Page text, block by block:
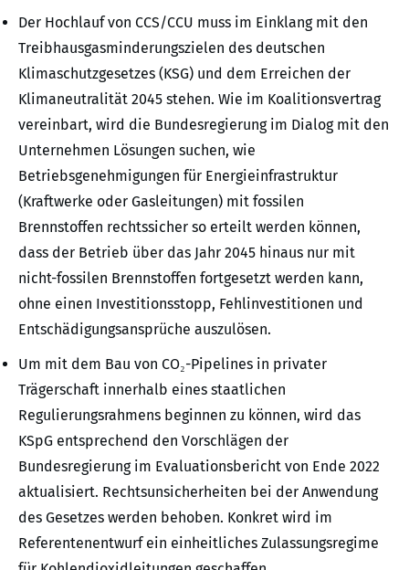
Der Hochlauf von CCS/CCU muss im Einklang mit den
Treibhausgasminderungszielen des deutschen
Klimaschutzgesetzes (KSG) und dem Erreichen der
Klimaneutralität 2045 stehen. Wie im Koalitionsvertrag
vereinbart, wird die Bundesregierung im Dialog mit den
Unternehmen Lösungen suchen, wie
Betriebsgenehmigungen für Energieinfrastruktur
(Kraftwerke oder Gasleitungen) mit fossilen
Brennstoffen rechtssicher so erteilt werden können,
dass der Betrieb über das Jahr 2045 hinaus nur mit
nicht-fossilen Brennstoffen fortgesetzt werden kann,
ohne einen Investitionsstopp, Fehlinvestitionen und
Entschädigungsansprüche auszulösen.
Um mit dem Bau von CO₂-Pipelines in privater
Trägerschaft innerhalb eines staatlichen
Regulierungsrahmens beginnen zu können, wird das
KSpG entsprechend den Vorschlägen der
Bundesregierung im Evaluationsbericht von Ende 2022
aktualisiert. Rechtsunsicherheiten bei der Anwendung
des Gesetzes werden behoben. Konkret wird im
Referentenentwurf ein einheitliches Zulassungsregime